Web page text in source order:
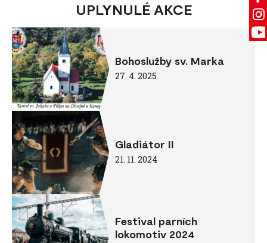
UPLYNULÉ AKCE
Bohoslužby sv. Marka
27. 4. 2025
Gladiátor II
21. 11. 2024
Festival parních
lokomotiv 2024